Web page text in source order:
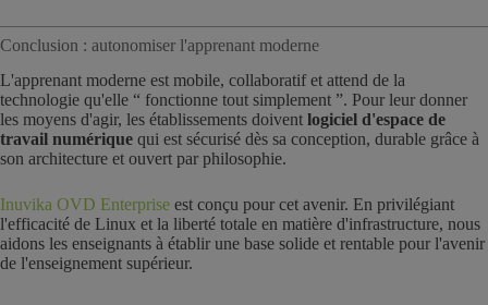
Conclusion : autonomiser l'apprenant moderne
L'apprenant moderne est mobile, collaboratif et attend de la
technologie qu'elle “ fonctionne tout simplement ”. Pour leur donner
les moyens d'agir, les établissements doivent logiciel d'espace de
travail numérique qui est sécurisé dès sa conception, durable grâce à
son architecture et ouvert par philosophie.
Inuvika OVD Enterprise est conçu pour cet avenir. En privilégiant
l'efficacité de Linux et la liberté totale en matière d'infrastructure, nous
aidons les enseignants à établir une base solide et rentable pour l'avenir
de l'enseignement supérieur.